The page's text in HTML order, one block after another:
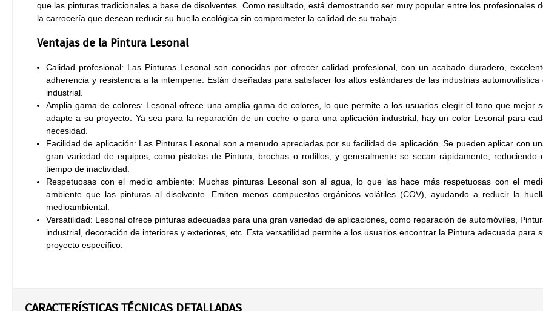
que las pinturas tradicionales a base de disolventes. Como resultado, está demostrando ser muy popular entre los profesionales
la carrocería que desean reducir su huella ecológica sin comprometer la calidad de su trabajo.
Ventajas de la Pintura Lesonal
Calidad profesional: Las Pinturas Lesonal son conocidas por ofrecer calidad profesional, con un acabado duradero,
adherencia y resistencia a la intemperie. Están diseñadas para satisfacer los altos estándares de las industrias automovilística
industrial.
Amplia gama de colores: Lesonal ofrece una amplia gama de colores, lo que permite a los usuarios elegir el tono que mejor
adapte a su proyecto. Ya sea para la reparación de un coche o para una aplicación industrial, hay un color Lesonal para
necesidad.
Facilidad de aplicación: Las Pinturas Lesonal son a menudo apreciadas por su facilidad de aplicación. Se pueden aplicar con
gran variedad de equipos, como pistolas de Pintura, brochas o rodillos, y generalmente se secan rápidamente, reduciendo
tiempo de inactividad.
Respetuosas con el medio ambiente: Muchas pinturas Lesonal son al agua, lo que las hace más respetuosas con el
ambiente que las pinturas al disolvente. Emiten menos compuestos orgánicos volátiles (COV), ayudando a reducir la
medioambiental.
Versatilidad: Lesonal ofrece pinturas adecuadas para una gran variedad de aplicaciones, como reparación de automóviles,
industrial, decoración de interiores y exteriores, etc. Esta versatilidad permite a los usuarios encontrar la Pintura adecuada para
proyecto específico.
CARACTERÍSTICAS TÉCNICAS DETALLADAS